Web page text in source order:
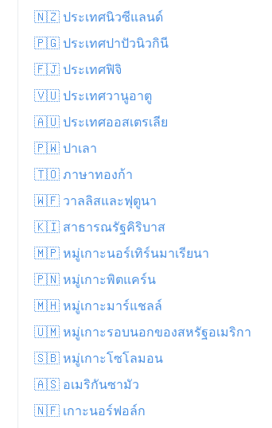
🇳🇿 ประเทศนิวซีแลนด์
🇵🇬 ประเทศปาปัวนิวกินี
🇫🇯 ประเทศฟิจิ
🇻🇺 ประเทศวานูอาตู
🇦🇺 ประเทศออสเตรเลีย
🇵🇼 ปาเลา
🇹🇴 ภาษาทองก้า
🇼🇫 วาลลิสและฟุตูนา
🇰🇮 สาธารณรัฐคิริบาส
🇲🇵 หมู่เกาะนอร์เทิร์นมาเรียนา
🇵🇳 หมู่เกาะพิตแคร์น
🇲🇭 หมู่เกาะมาร์แชลล์
🇺🇲 หมู่เกาะรอบนอกของสหรัฐอเมริกา
🇸🇧 หมู่เกาะโซโลมอน
🇦🇸 อเมริกันซามัว
🇳🇫 เกาะนอร์ฟอล์ก